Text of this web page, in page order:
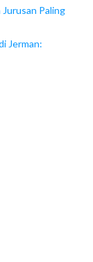
Paling
Jerman: